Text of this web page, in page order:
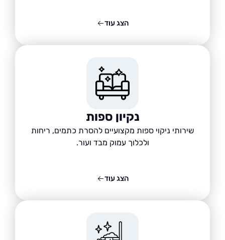
נקיון ספות
שירותי ניקוי ספות מקצועיים להסרת כתמים, ריחות
ולכלוך עמוק מבד ועור.